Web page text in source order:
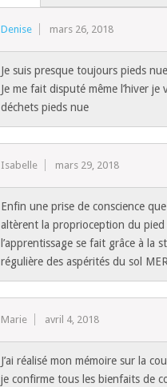
Denise mars 26, 2018
Je suis presque toujours pieds nue
Je me fait disputé même l’hiver je
déchets pieds nue
Isabelle mars 29, 2018
Enfin une prise de conscience
altèrent la proprioception du
l’apprentissage se fait grâce à la
régulière des aspérités du sol
Marie avril 4, 2018
J’ai réalisé mon mémoire sur la
je confirme tous les bienfaits de